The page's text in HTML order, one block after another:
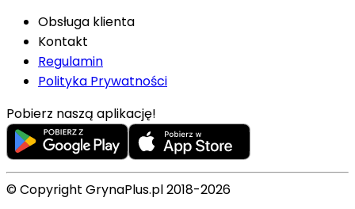
Obsługa klienta
Kontakt
Regulamin
Polityka Prywatności
Pobierz naszą aplikację!
© Copyright GrynaPlus.pl 2018-2026